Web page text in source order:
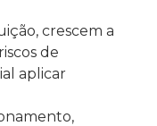
crescem a
de
aplicar